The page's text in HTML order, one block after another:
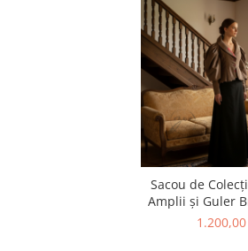
Sacou de
Amplii și Guler